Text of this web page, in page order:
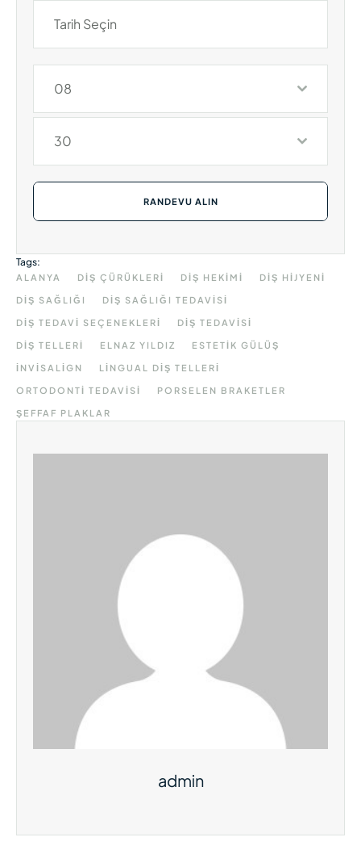
08
30
RANDEVU ALIN
Tags:
ALANYA DIŞ ÇÜRÜKLERI DIŞ HEKIMI DIŞ HIJYENI
DIŞ SAĞLIĞI DIŞ SAĞLIĞI TEDAVISI
DIŞ TEDAVI SEÇENEKLERI DIŞ TEDAVISI
DIŞ TELLERI ELNAZ YILDIZ ESTETIK GÜLÜŞ
INVISALIGN LINGUAL DIŞ TELLERI
ORTODONTI TEDAVISI PORSELEN BRAKETLER
ŞEFFAF PLAKLAR
admin